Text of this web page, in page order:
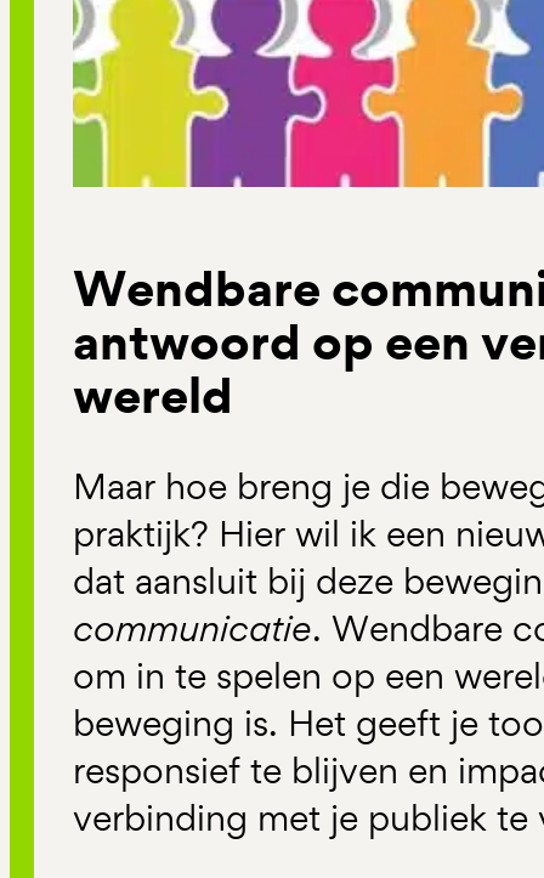
Wendbare
antwoord op een
wereld
Maar hoe breng je die
praktijk? Hier wil ik een
dat aansluit bij deze
communicatie. Wendbare
om in te spelen op een
beweging is. Het geeft je
responsief te blijven en
verbinding met je publiek te